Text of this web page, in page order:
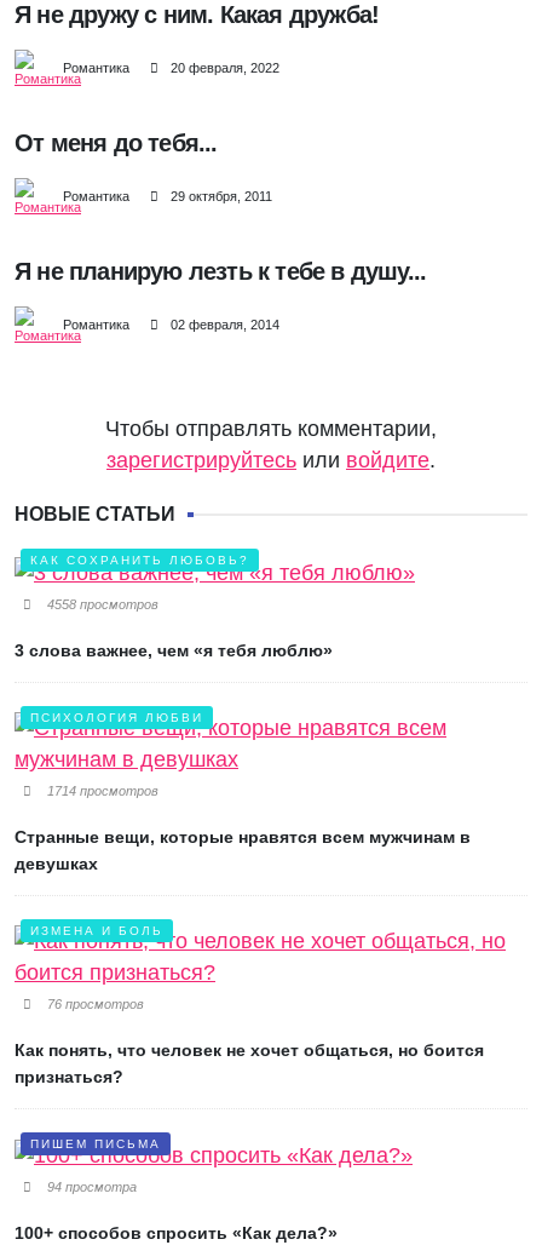
Я не дружу с ним. Какая дружба!
Романтика 20 февраля, 2022
От меня до тебя...
Романтика 29 октября, 2011
Я не планирую лезть к тебе в душу...
Романтика 02 февраля, 2014
Чтобы отправлять комментарии,
зарегистрируйтесь или войдите.
НОВЫЕ СТАТЬИ
КАК СОХРАНИТЬ ЛЮБОВЬ?
4558 просмотров
3 слова важнее, чем «я тебя люблю»
ПСИХОЛОГИЯ ЛЮБВИ
1714 просмотров
Странные вещи, которые нравятся всем мужчинам в
девушках
ИЗМЕНА И БОЛЬ
76 просмотров
Как понять, что человек не хочет общаться, но боится
признаться?
ПИШЕМ ПИСЬМА
94 просмотра
100+ способов спросить «Как дела?»